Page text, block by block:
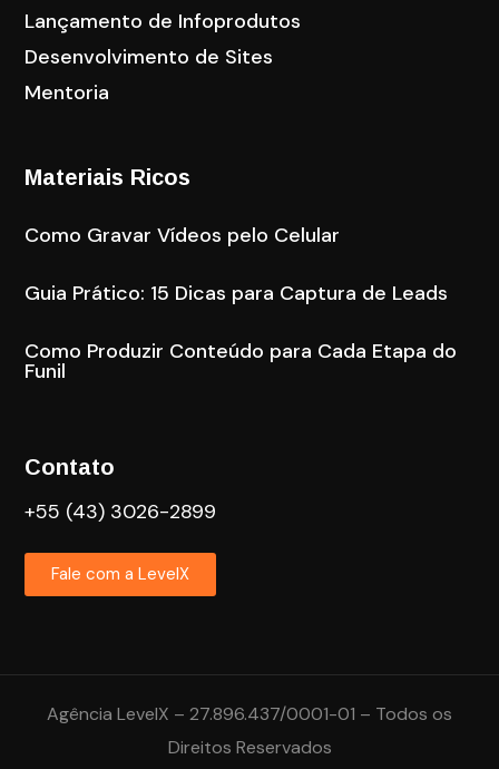
Lançamento de Infoprodutos
Desenvolvimento de Sites
Mentoria
Materiais Ricos
Como Gravar Vídeos pelo Celular
Guia Prático: 15 Dicas para Captura de Leads
Como Produzir Conteúdo para Cada Etapa do
Funil
Contato
+55 (43) 3026-2899
Fale com a LevelX
Agência LevelX – 27.896.437/0001-01 – Todos os
Direitos Reservados